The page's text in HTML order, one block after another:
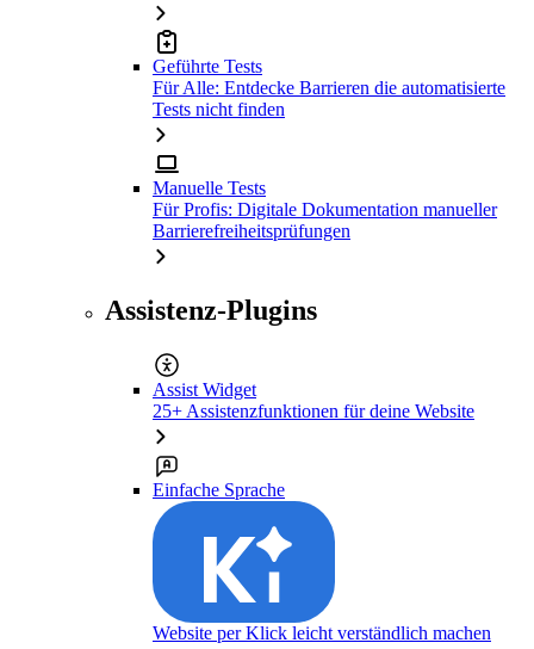
Geführte Tests
Für Alle: Entdecke Barrieren die automatisierte
Tests nicht finden
Manuelle Tests
Für Profis: Digitale Dokumentation manueller
Barrierefreiheitsprüfungen
Assistenz-Plugins
Assist Widget
25+ Assistenzfunktionen für deine Website
Einfache Sprache
Website per Klick leicht verständlich machen